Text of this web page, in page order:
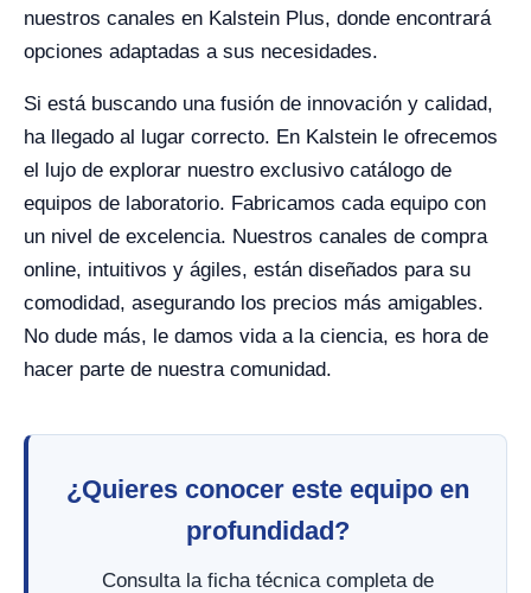
nuestros canales en Kalstein Plus, donde encontrará
opciones adaptadas a sus necesidades.
Si está buscando una fusión de innovación y calidad,
ha llegado al lugar correcto. En Kalstein le ofrecemos
el lujo de explorar nuestro exclusivo catálogo de
equipos de laboratorio. Fabricamos cada equipo con
un nivel de excelencia. Nuestros canales de compra
online, intuitivos y ágiles, están diseñados para su
comodidad, asegurando los precios más amigables.
No dude más, le damos vida a la ciencia, es hora de
hacer parte de nuestra comunidad.
¿Quieres conocer este equipo en
profundidad?
Consulta la ficha técnica completa de